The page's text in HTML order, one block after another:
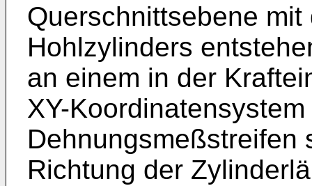
Querschnittsebene
Hohlzylinders
an einem in der
XY-
Dehnungsmeßstreifen
Richtung der